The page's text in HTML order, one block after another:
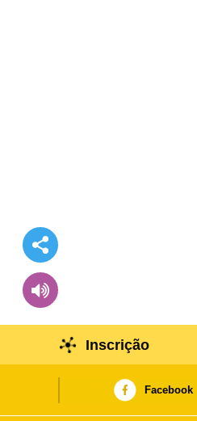
Inscrição
Facebook